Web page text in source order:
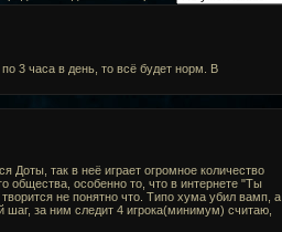
3 часа в день, то всё будет норм. В
Доты, так в неё играет огромное количество
общества, особенно то, что в интернете "Ты
не понятно что. Типо хума убил вамп, а
за ним следит 4 игрока(минимум) считаю,